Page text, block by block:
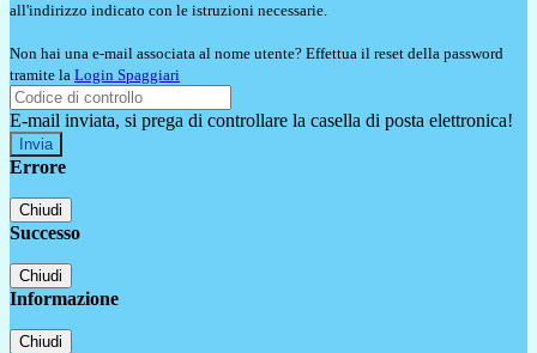
all'indirizzo indicato con le istruzioni necessarie.
Non hai una e-mail associata al nome utente? Effettua il reset della password
tramite la Login Spaggiari
E-mail inviata, si prega di controllare la casella di posta elettronica!
Errore
Chiudi
Successo
Chiudi
Informazione
Chiudi